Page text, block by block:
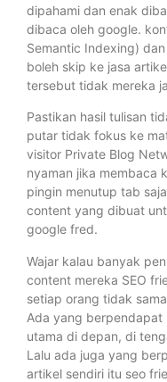
dipahami dan enak
dibaca oleh google.
Semantic Indexing)
boleh skip ke jasa
tersebut tidak mereka
Pastikan hasil tulisan
putar tidak fokus ke
visitor Private Blog
nyaman jika membaca
pingin menutup tab
content yang dibuat
google fred.
Wajar kalau banyak
content mereka SEO
setiap orang tidak
Ada yang
utama di depan, di
Lalu ada juga yang
artikel sendiri itu seo